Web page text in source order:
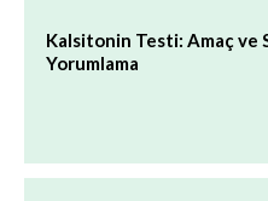
Kalsitonin Testi: Amaç ve
Yorumlama